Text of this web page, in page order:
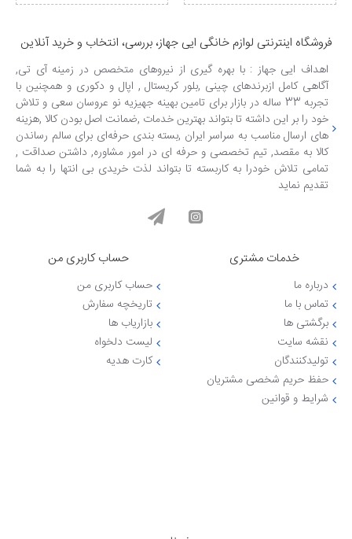
پرداخت در محل ضمانت اصل بودن کالا
فروشگاه اینترنتی لوازم خانگی ایی جهاز، بررسی، انتخاب و خرید آنلاین
اهداف ایی جهاز : با بهره گیری از نیروهای متخصص در زمینه آی تی,
آگاهی کامل ازبرندهای چینی ,بلور کریستال , اپال و دکوری و همچنین با
تجربه 33 ساله در بازار برای تامین بهینه جهیزیه نو عروسان سعی و تلاش
خود را بر این داشته تا بتواند بهترین خدمات ,ضمانت اصل بودن کالا ,هزینه
های ارسال مناسب به سراسر ایران ,بسته بندی حرفه‌ای برای سالم رساندن
کالا به مقصد, تیم تخصصی و حرفه ای در امور مشاوره, داشتن صداقت ,
تقدیم نماید
خدمات مشتری
درباره ما
تماس با ما
برگشتی ها
حساب کاربری من
حساب کاربری من